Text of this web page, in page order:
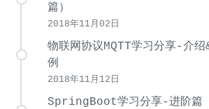
篇）
2018年11月02日
物联网协议MQTT学习分享-介
例
2018年11月12日
SpringBoot学习分享-进阶篇